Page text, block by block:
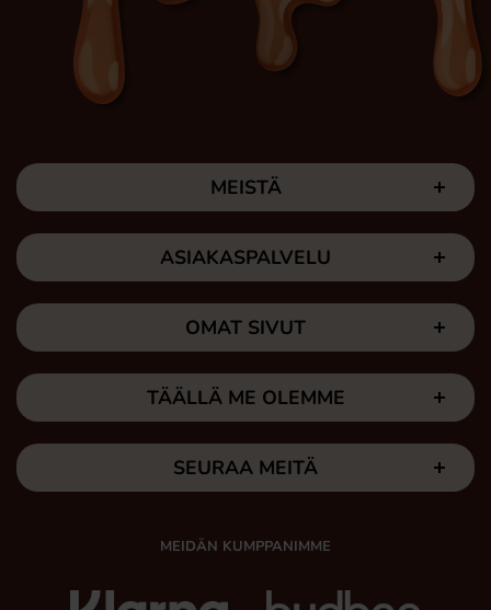
MEISTÄ
ASIAKASPALVELU
OMAT SIVUT
TÄÄLLÄ ME OLEMME
SEURAA MEITÄ
MEIDÄN KUMPPANIMME